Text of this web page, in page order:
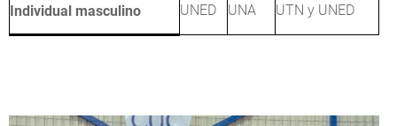
Individual masculino UNED UNA UTN y UNED